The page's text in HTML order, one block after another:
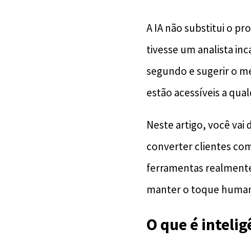
A IA não substitui o
tivesse um analista
segundo e sugerir o
estão acessíveis a
Neste artigo, você vai
converter clientes
ferramentas
manter o toque
O que é